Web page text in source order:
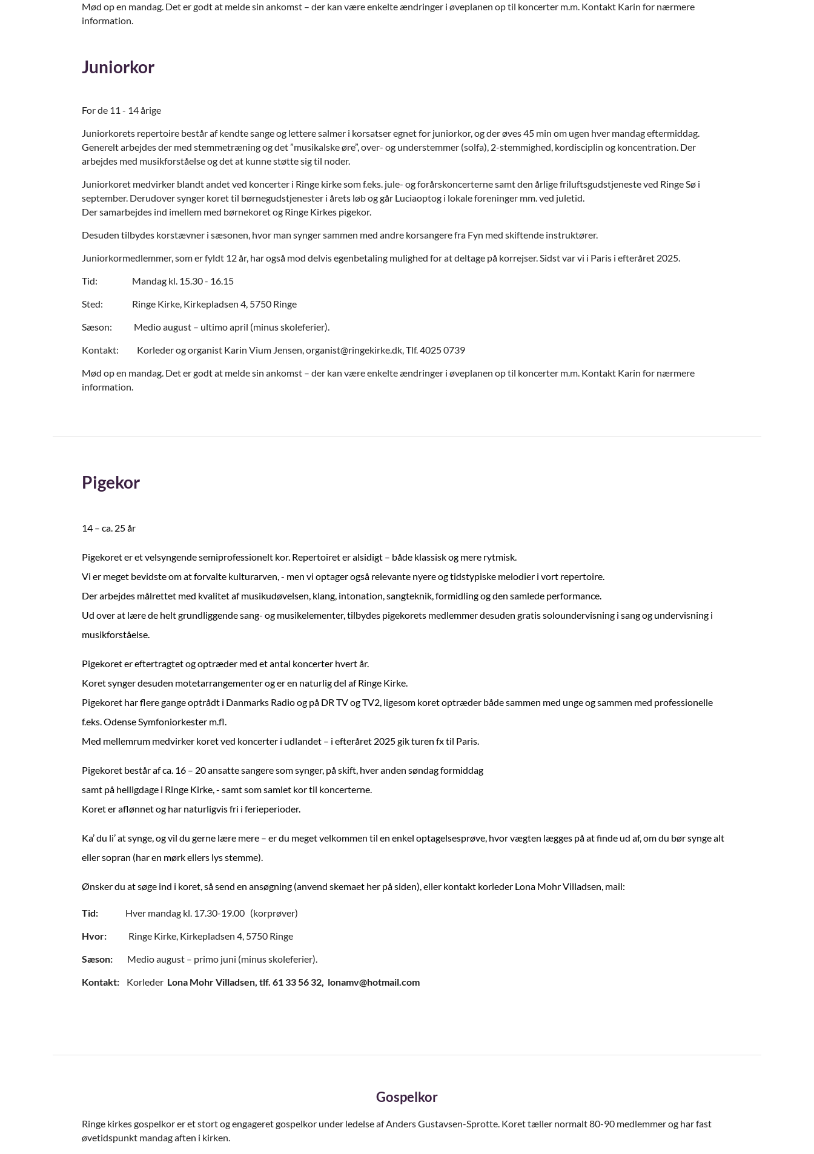
Mød op en mandag. Det er godt at melde sin ankomst – der kan være enkelte ændringer i øveplanen op til koncerter m.m. Kontakt Karin for nærmere
information.
Juniorkor
For de 11 - 14 årige
Juniorkorets repertoire består af kendte sange og lettere salmer i korsatser egnet for juniorkor, og der øves 45 min om ugen hver mandag eftermiddag.
Generelt arbejdes der med stemmetræning og det ”musikalske øre”, over- og understemmer (solfa), 2-stemmighed, kordisciplin og koncentration. Der
arbejdes med musikforståelse og det at kunne støtte sig til noder.
Juniorkoret medvirker blandt andet ved koncerter i Ringe kirke som f.eks. jule- og forårskoncerterne samt den årlige friluftsgudstjeneste ved Ringe Sø i
september. Derudover synger koret til børnegudstjenester i årets løb og går Luciaoptog i lokale foreninger mm. ved juletid.
Der samarbejdes ind imellem med børnekoret og Ringe Kirkes pigekor.
Desuden tilbydes korstævner i sæsonen, hvor man synger sammen med andre korsangere fra Fyn med skiftende instruktører.
Juniorkormedlemmer, som er fyldt 12 år, har også mod delvis egenbetaling mulighed for at deltage på korrejser. Sidst var vi i Paris i efteråret 2025.
Tid: Mandag kl. 15.30 - 16.15
Sted: Ringe Kirke, Kirkepladsen 4, 5750 Ringe
Sæson: Medio august – ultimo april (minus skoleferier).
Kontakt: Korleder og organist Karin Vium Jensen, organist@ringekirke.dk, Tlf. 4025 0739
Mød op en mandag. Det er godt at melde sin ankomst – der kan være enkelte ændringer i øveplanen op til koncerter m.m. Kontakt Karin for nærmere
information.
Pigekor
14 – ca. 25 år
Pigekoret er et velsyngende semiprofessionelt kor. Repertoiret er alsidigt – både klassisk og mere rytmisk.
Vi er meget bevidste om at forvalte kulturarven, - men vi optager også relevante nyere og tidstypiske melodier i vort repertoire.
Der arbejdes målrettet med kvalitet af musikudøvelsen, klang, intonation, sangteknik, formidling og den samlede performance.
Ud over at lære de helt grundliggende sang- og musikelementer, tilbydes pigekorets medlemmer desuden gratis soloundervisning i sang og undervisning i
musikforståelse.
Pigekoret er eftertragtet og optræder med et antal koncerter hvert år.
Koret synger desuden motetarrangementer og er en naturlig del af Ringe Kirke.
Pigekoret har flere gange optrådt i Danmarks Radio og på DR TV og TV2, ligesom koret optræder både sammen med unge og sammen med professionelle
f.eks. Odense Symfoniorkester m.fl.
Med mellemrum medvirker koret ved koncerter i udlandet – i efteråret 2025 gik turen fx til Paris.
Pigekoret består af ca. 16 – 20 ansatte sangere som synger, på skift, hver anden søndag formiddag
samt på helligdage i Ringe Kirke, - samt som samlet kor til koncerterne.
Koret er aflønnet og har naturligvis fri i ferieperioder.
Ka’ du li’ at synge, og vil du gerne lære mere – er du meget velkommen til en enkel optagelsesprøve, hvor vægten lægges på at finde ud af, om du bør synge alt
eller sopran (har en mørk ellers lys stemme).
Ønsker du at søge ind i koret, så send en ansøgning (anvend skemaet her på siden), eller kontakt korleder Lona Mohr Villadsen, mail:
Tid: Hver mandag kl. 17.30-19.00 (korprøver)
Hvor:
Ringe Kirke, Kirkepladsen 4, 5750 Ringe
Sæson:
Medio august – primo juni (minus skoleferier).
Kontakt:
Korleder Lona Mohr Villadsen, tlf. 61 33 56 32, lonamv@hotmail.com
Gospelkor
Ringe kirkes gospelkor er et stort og engageret gospelkor under ledelse af Anders Gustavsen-Sprotte. Koret tæller normalt 80-90 medlemmer og har fast
øvetidspunkt mandag aften i kirken.